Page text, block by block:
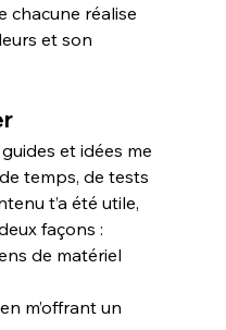
chacune réalise
et son
et idées me
temps, de tests
t’a été utile,
façons :
de matériel
m’offrant un